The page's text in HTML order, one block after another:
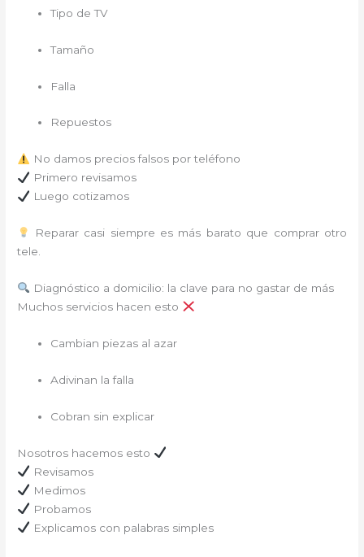
Tipo de TV
Tamaño
Falla
Repuestos
No damos precios falsos por teléfono
Primero revisamos
Luego cotizamos
Reparar casi siempre es más barato que comprar otro
tele.
Diagnóstico a domicilio: la clave para no gastar de más
Muchos servicios hacen esto
Cambian piezas al azar
Adivinan la falla
Cobran sin explicar
Nosotros hacemos esto
Revisamos
Medimos
Probamos
Explicamos con palabras simples